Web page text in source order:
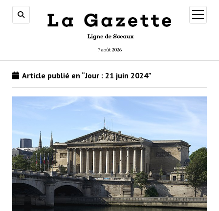
7 août 2026
ouvrir
menu
Article publié en “Jour : 21 juin 2024”